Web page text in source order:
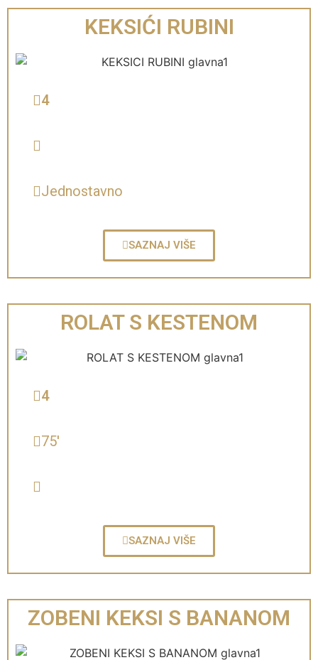
KEKSIĆI RUBINI
4
Jednostavno
SAZNAJ VIŠE
ROLAT S KESTENOM
4
75'
SAZNAJ VIŠE
ZOBENI KEKSI S BANANOM